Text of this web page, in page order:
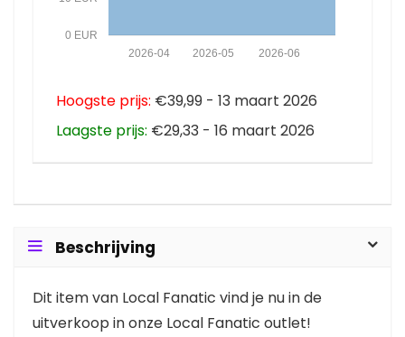
0 EUR
2026-06
2026-05
2026-04
Hoogste prijs: €39,99 - 13 maart 2026
Laagste prijs: €29,33 - 16 maart 2026
Beschrijving
Dit item van Local Fanatic vind je nu in de
uitverkoop in onze Local Fanatic outlet!